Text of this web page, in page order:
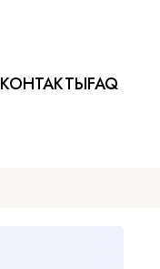
КОНТАКТЫFAQ